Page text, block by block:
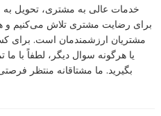
خدمات عالی به مشتری، تحویل
برای رضایت مشتری تلاش می‌کنیم و
مشتریان ارزشمندمان است. برای
بگیرید. ما مشتاقانه منتظر